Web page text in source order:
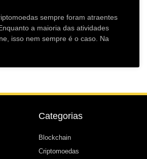
sempre foram atraentes
a maioria das atividades
isso nem sempre é o caso. Na
Categorias
Blockchain
Criptomoedas